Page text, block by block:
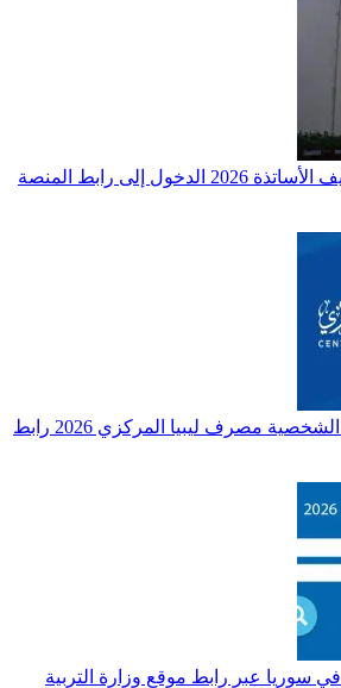
نتائج مسابقة توظيف الأساتذة 2026 الدخول إلى رابط المنصة
منظومة الأغراض الشخصية مصرف ليبيا المركزي 2026 رابط
نتائج التاسع 2026 في سوريا عبر رابط موقع وزارة التربية